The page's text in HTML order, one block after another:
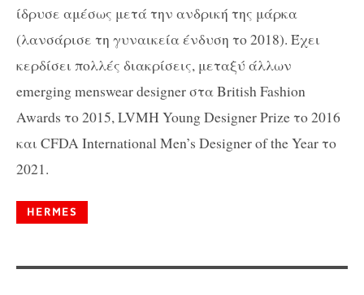
ίδρυσε αμέσως μετά την ανδρική της μάρκα
(λανσάρισε τη γυναικεία ένδυση το 2018). Έχει
κερδίσει πολλές διακρίσεις, μεταξύ άλλων
emerging menswear designer στα British Fashion
Awards το 2015, LVMH Young Designer Prize το 2016
και CFDA International Men’s Designer of the Year το
2021.
HERMES